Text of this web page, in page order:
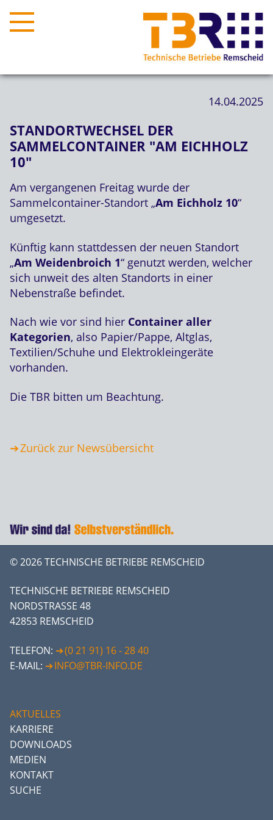
14.04.2025
STANDORTWECHSEL DER
SAMMELCONTAINER "AM EICHHOLZ
10"
Am vergangenen Freitag wurde der
Sammelcontainer-Standort „Am Eichholz 10“
umgesetzt.
Künftig kann stattdessen der neuen Standort
„Am Weidenbroich 1“ genutzt werden, welcher
sich unweit des alten Standorts in einer
Nebenstraße befindet.
Nach wie vor sind hier Container aller
Kategorien, also Papier/Pappe, Altglas,
Textilien/Schuhe und Elektrokleingeräte
vorhanden.
Die TBR bitten um Beachtung.
Zurück zur Newsübersicht
© 2026 TECHNISCHE BETRIEBE REMSCHEID
TECHNISCHE BETRIEBE REMSCHEID
NORDSTRASSE 48
42853 REMSCHEID
TELEFON:
(0 21 91) 16 - 28 40
E-MAIL:
INFO@TBR-INFO.DE
AKTUELLES
KARRIERE
DOWNLOADS
MEDIEN
KONTAKT
SUCHE